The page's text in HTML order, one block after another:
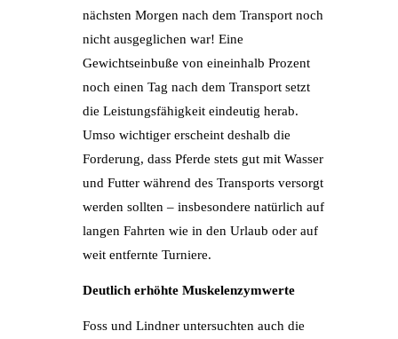
nächsten Morgen nach dem Transport noch
nicht ausgeglichen war! Eine
Gewichtseinbuße von eineinhalb Prozent
noch einen Tag nach dem Transport setzt
die Leistungsfähigkeit eindeutig herab.
Umso wichtiger erscheint deshalb die
Forderung, dass Pferde stets gut mit Wasser
und Futter während des Transports versorgt
werden sollten – insbesondere natürlich auf
langen Fahrten wie in den Urlaub oder auf
weit entfernte Turniere.
Deutlich erhöhte Muskelenzymwerte
Foss und Lindner untersuchten auch die